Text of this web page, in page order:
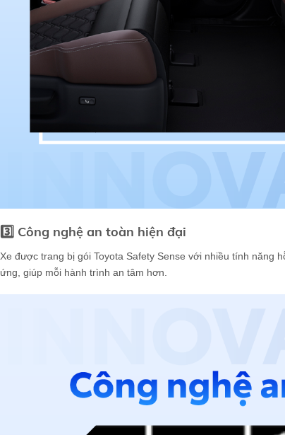
3️⃣ Công nghệ an toàn hiện đại
Xe được trang bị gói Toyota Safety Sense với nhiều tính
ứng, giúp mỗi hành trình an tâm hơn.